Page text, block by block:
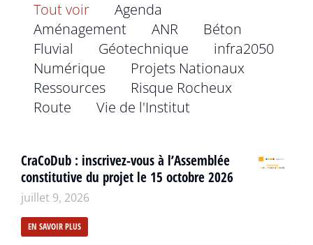
Tout voir
Agenda
Aménagement
ANR
Béton
Fluvial
Géotechnique
infra2050
Numérique
Projets Nationaux
Ressources
Risque Rocheux
Route
Vie de l'Institut
CraCoDub : inscrivez-vous à l’Assemblée
constitutive du projet le 15 octobre 2026
juillet 9, 2026
EN SAVOIR PLUS